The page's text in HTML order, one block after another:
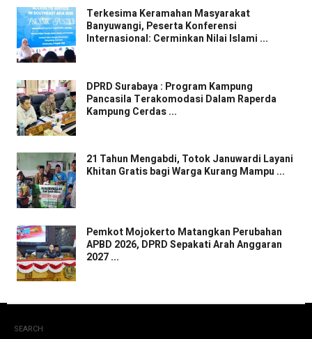
Terkesima Keramahan Masyarakat
Banyuwangi, Peserta Konferensi
Internasional: Cerminkan Nilai Islami ...
DPRD Surabaya : Program Kampung
Pancasila Terakomodasi Dalam Raperda
Kampung Cerdas ...
21 Tahun Mengabdi, Totok Januwardi Layani
Khitan Gratis bagi Warga Kurang Mampu ...
Pemkot Mojokerto Matangkan Perubahan
APBD 2026, DPRD Sepakati Arah Anggaran
2027 ...
SEARCH